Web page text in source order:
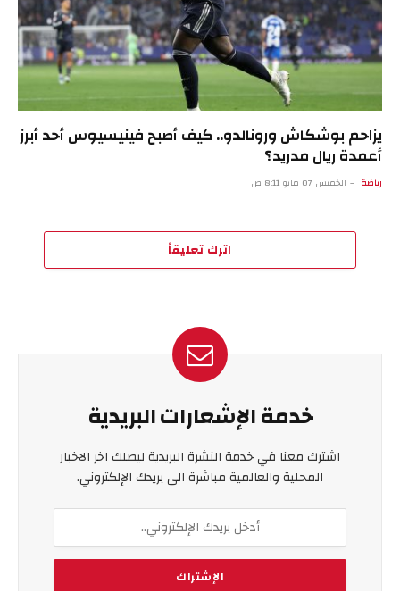
يزاحم بوشكاش ورونالدو.. كيف أصبح فينيسيوس أحد أبرز
أعمدة ريال مدريد؟
رياضة الخميس 07 مايو 8:11 ص
اترك تعليقاً
خدمة الإشعارات البريدية
اشترك معنا في خدمة النشرة البريدية ليصلك اخر الاخبار
المحلية والعالمية مباشرة الى بريدك الإلكتروني.